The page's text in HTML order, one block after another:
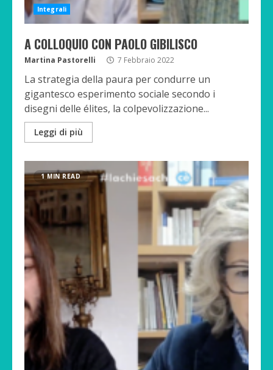
Integrali
A COLLOQUIO CON PAOLO GIBILISCO
Martina Pastorelli 7 Febbraio 2022
La strategia della paura per condurre un
gigantesco esperimento sociale secondo i
disegni delle élites, la colpevolizzazione...
Leggi di più
1 MIN READ